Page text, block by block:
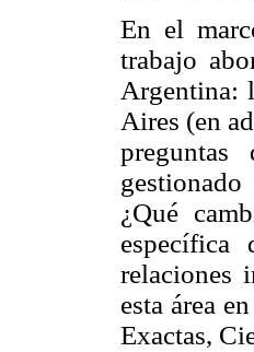
En el
trabajo
Argentina:
Aires (en
¿Qué
relaciones
esta área
Exactas,